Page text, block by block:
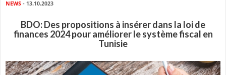
NEWS - 13.10.2023
BDO: Des propositions à insérer dans la loi de
finances 2024 pour améliorer le système fiscal en
Tunisie